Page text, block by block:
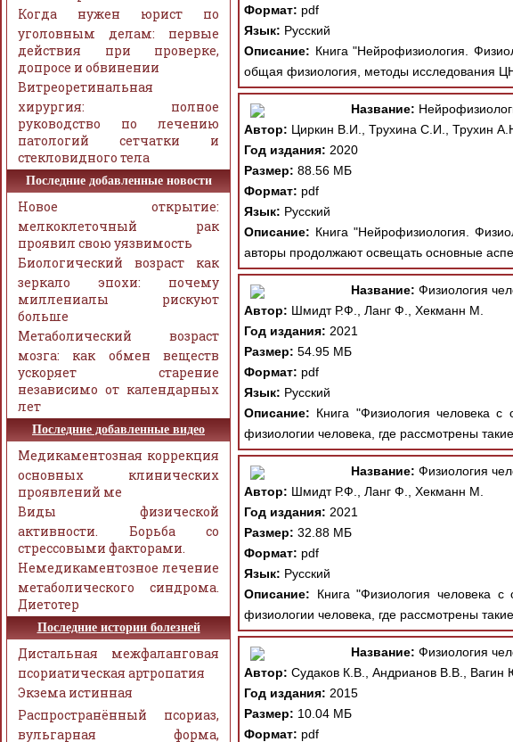
Формат: pdf
Язык: Русский
Описание: Книга "Нейрофизиология.
общая физиология, методы исследования
Название:
Автор: Циркин В.И., Трухина С.И., Трухин
Год издания: 2020
Размер: 88.56 МБ
Формат: pdf
Язык: Русский
Описание: Книга "Нейрофизиология.
авторы продолжают освещать основные
Название: Физиология
Автор: Шмидт Р.Ф., Ланг Ф., Хекманн М.
Год издания: 2021
Размер: 54.95 МБ
Формат: pdf
Язык: Русский
Описание: Книга "Физиология человека с
физиологии человека, где рассмотрены
Название: Физиология
Автор: Шмидт Р.Ф., Ланг Ф., Хекманн М.
Год издания: 2021
Размер: 32.88 МБ
Формат: pdf
Язык: Русский
Описание: Книга "Физиология человека с
физиологии человека, где рассмотрены
Название: Физиология
Автор: Судаков К.В., Андрианов В.В., Вагин
Год издания: 2015
Размер: 10.04 МБ
Формат: pdf
Когда нужен юрист по
уголовным делам: первые
действия при проверке,
допросе и обвинении
Витреоретинальная
хирургия: полное
руководство по лечению
патологий сетчатки и
стекловидного тела
Последние добавленные новости
Новое открытие:
мелкоклеточный рак
проявил свою уязвимость
Биологический возраст как
зеркало эпохи: почему
миллениалы рискуют
больше
Метаболический возраст
мозга: как обмен веществ
ускоряет старение
независимо от календарных
лет
Последние добавленные видео
Медикаментозная коррекция
основных клинических
проявлений ме
Виды физической
активности. Борьба со
стрессовыми факторами.
Немедикаментозное лечение
метаболического синдрома.
Диетотер
Последние истории болезней
Дистальная межфаланговая
псориатическая артропатия
Экзема истинная
Распространённый псориаз,
вульгарная форма,